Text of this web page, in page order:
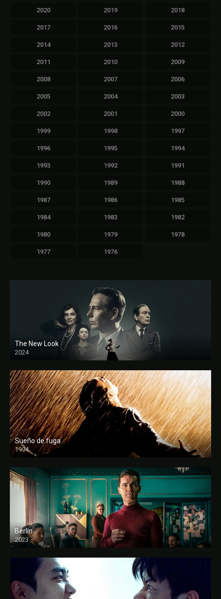
2020 2019 2018
2017 2016 2015
2014 2013 2012
2011 2010 2009
2008 2007 2006
2005 2004 2003
2002 2001 2000
1999 1998 1997
1996 1995 1994
1993 1992 1991
1990 1989 1988
1987 1986 1985
1984 1983 1982
1980 1979 1978
1977 1976
The New Look
2024
Sueño de fuga
1994
FULL HD
Berlín
2023